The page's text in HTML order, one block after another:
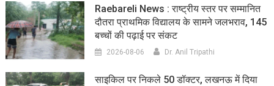
Raebareli News : राष्ट्रीय स्तर पर सम्मानित
दौतरा प्राथमिक विद्यालय के सामने जलभराव, 145
बच्चों की पढ़ाई पर संकट
2026-08-06 Dr. Anil Tripathi
साइकिल पर निकले 50 डॉक्टर, लखनऊ में दिया